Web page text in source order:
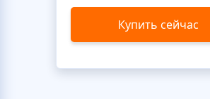
Купить сейчас